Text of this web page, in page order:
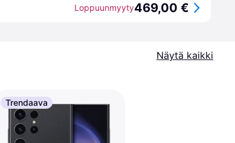
Loppuunmyyty469,00 €
Näytä kaikki
Trendaava